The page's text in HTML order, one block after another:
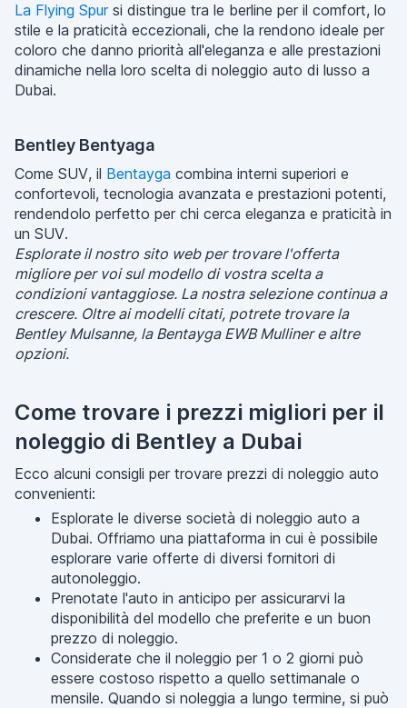
La Flying Spursi distingue tra le berline per il comfort, lo
stile e la praticità eccezionali, che la rendono ideale per
coloro che danno priorità all'eleganza e alle prestazioni
dinamiche nella loro scelta di noleggio auto di lusso a
Dubai.
Bentley Bentyaga
Come SUV, il Bentayga combina interni superiori e
confortevoli, tecnologia avanzata e prestazioni potenti,
rendendolo perfetto per chi cerca eleganza e praticità in
un SUV.
Esplorate il nostro sito web per trovare l'offerta
migliore per voi sul modello di vostra scelta a
condizioni vantaggiose. La nostra selezione continua a
crescere. Oltre ai modelli citati, potrete trovare la
Bentley Mulsanne, la Bentayga EWB Mulliner e altre
opzioni.
Come trovare i prezzi migliori per il
noleggio di Bentley a Dubai
Ecco alcuni consigli per trovare prezzi di noleggio auto
convenienti:
Esplorate le diverse società di noleggio auto a
Dubai. Offriamo una piattaforma in cui è possibile
esplorare varie offerte di diversi fornitori di
autonoleggio.
Prenotate l'auto in anticipo per assicurarvi la
disponibilità del modello che preferite e un buon
prezzo di noleggio.
Considerate che il noleggio per 1 o 2 giorni può
essere costoso rispetto a quello settimanale o
mensile. Quando si noleggia a lungo termine, si può